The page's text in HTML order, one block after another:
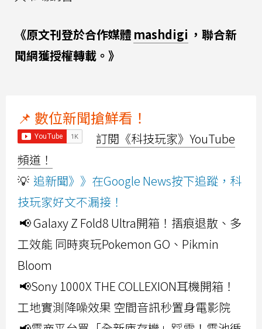
《原文刊登於合作媒體 mashdigi ，聯合新
聞網獲授權轉載。》
📌 數位新聞搶鮮看！
訂閱《科技玩家》YouTube
頻道！
💡 追新聞》》在Google News按下追蹤，科
技玩家好文不漏接！
📢 Galaxy Z Fold8 Ultra開箱！摺痕退散、多
工效能 同時爽玩Pokemon GO、Pikmin
Bloom
📢Sony 1000X THE COLLEXION耳機開箱！
工地實測降噪效果 空間音訊秒置身電影院